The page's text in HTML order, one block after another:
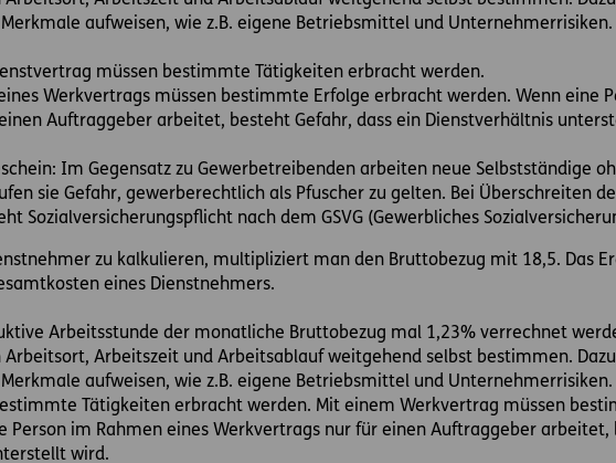
aufweisen, wie z.B. eigene Betriebsmittel und Unternehmerrisiken.
müssen bestimmte Tätigkeiten erbracht werden.
Werkvertrags müssen bestimmte Erfolge erbracht werden. Wenn eine
Auftraggeber arbeitet, besteht Gefahr, dass ein Dienstverhältnis
Im Gegensatz zu Gewerbetreibenden arbeiten neue Selbstständige
sie Gefahr, gewerberechtlich als Pfuscher zu gelten. Bei Überschreiten
Sozialversicherungspflicht nach dem GSVG (Gewerbliches
zu kalkulieren, multipliziert man den Bruttobezug mit 18,5. Das
eines Dienstnehmers.
Arbeitsstunde der monatliche Bruttobezug mal 1,23% verrechnet
Arbeitsort, Arbeitszeit und Arbeitsablauf weitgehend selbst bestimmen.
aufweisen, wie z.B. eigene Betriebsmittel und Unternehmerrisiken.
Tätigkeiten erbracht werden. Mit einem Werkvertrag müssen
Person im Rahmen eines Werkvertrags nur für einen Auftraggeber arbeitet,
wird.